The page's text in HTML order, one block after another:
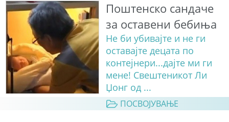
Поштенско сандаче
за оставени бебиња
Не би убивајте и не ги
оставајте децата по
контејнери...дајте ми ги
мене! Свештеникот Ли
Џонг од ...
ПОСВОЈУВАЊЕ